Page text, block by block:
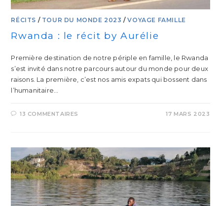
RÉCITS / TOUR DU MONDE 2023 /VOYAGE FAMILLE
Rwanda : le récit by Aurélie
Première destination de notre périple en famille, le Rwanda
s’est invité dans notre parcours autour du monde pour deux
raisons. La première, c’est nos amis expats qui bossent dans
l’humanitaire…
13 COMMENTAIRES 17 MARS 2023